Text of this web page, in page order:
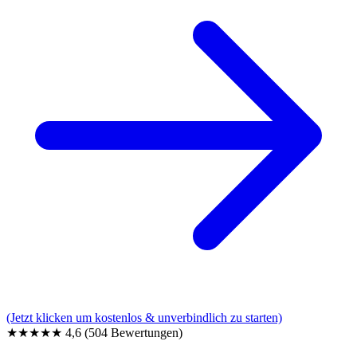
(Jetzt klicken um kostenlos & unverbindlich zu starten)
★★★★★ 4,6 (504 Bewertungen)